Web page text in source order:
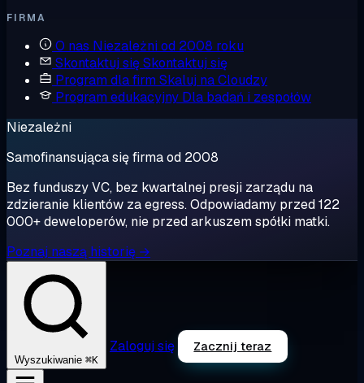
FIRMA
O nas Niezależni od 2008 roku
Skontaktuj sięSkontaktuj się
Program dla firm Skaluj na Cloudzy
Program edukacyjny Dla badań i zespołów
Niezależni
Samofinansująca się firma od 2008
Bez funduszy VC, bez kwartalnej presji zarządu na
zdzieranie klientów za egress. Odpowiadamy przed 122
000+ deweloperów, nie przed arkuszem spółki matki.
Poznaj naszą historię →
Wyszukiwanie ⌘K
Zaloguj się Zacznij teraz